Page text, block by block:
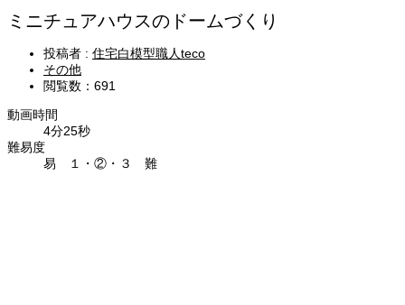
ミニチュアハウスのドームづくり
投稿者 : 住宅白模型職人teco
その他
閲覧数：691
動画時間
4分25秒
難易度
易 １・②・３ 難